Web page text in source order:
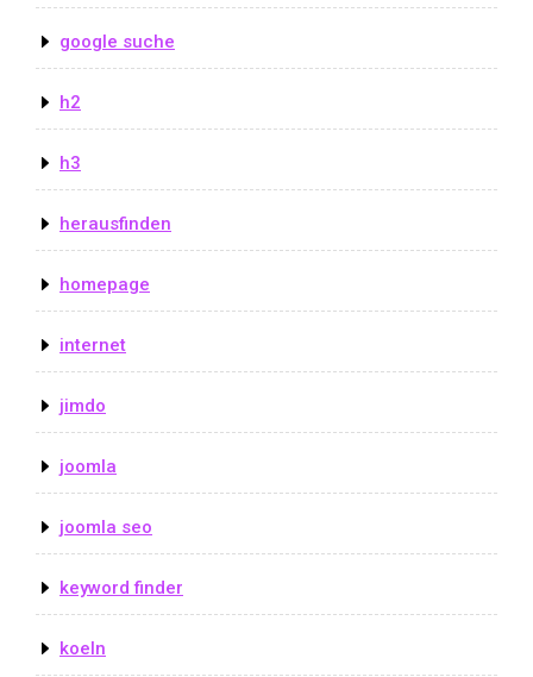
google suche
h2
h3
herausfinden
homepage
internet
jimdo
joomla
joomla seo
keyword finder
koeln